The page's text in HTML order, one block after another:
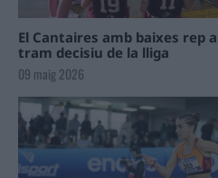
El Cantaires amb baixes rep
tram decisiu de la lliga
09 maig 2026